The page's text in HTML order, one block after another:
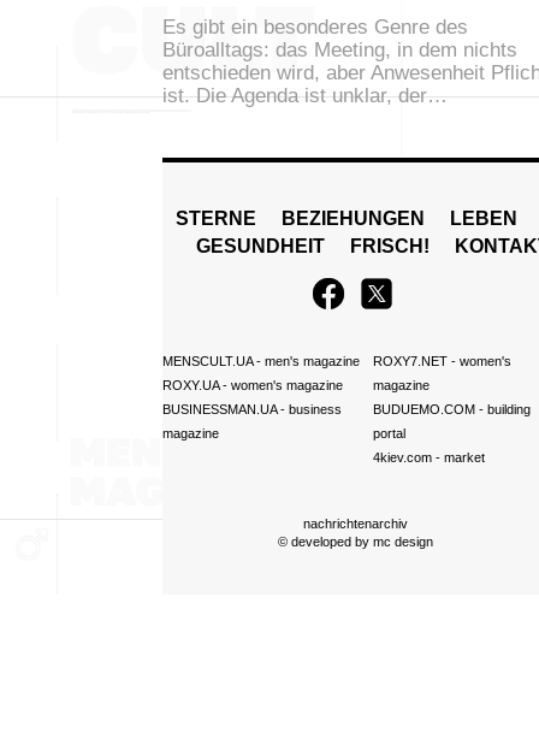
Es gibt ein besonderes Genre des
Büroalltags: das Meeting, in dem nichts
entschieden wird, aber Anwesenheit
ist. Die Agenda ist unklar, der…
STERNE BEZIEHUNGEN
LEBEN
GESUNDHEIT
FRISCH!
MENSCULT.UA- men's magazine
ROXY.UA- women's magazine
BUSINESSMAN.UA- business
magazine
ROXY7.NET- women's
magazine
BUDUEMO.COM- building
portal
4kiev.com- market
nachrichtenarchiv
© developed by mc design